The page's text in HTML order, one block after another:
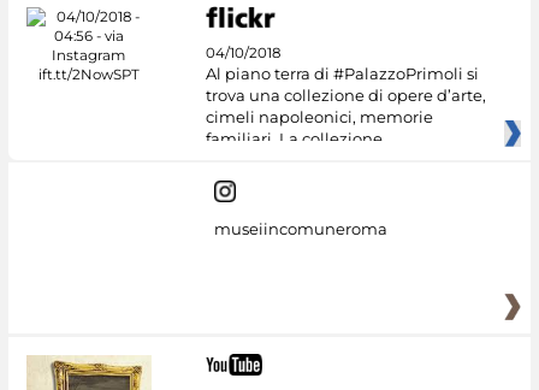
04/10/2018
Al piano terra di #PalazzoPrimoli si
trova una collezione di opere d’arte,
cimeli napoleonici, memorie
familiari. La collezione
museiincomuneroma